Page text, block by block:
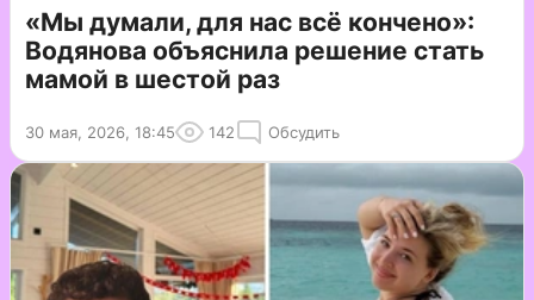
«Мы думали, для нас всё кончено»:
Водянова объяснила решение стать
мамой в шестой раз
30 мая, 2026, 18:45 142 Обсудить